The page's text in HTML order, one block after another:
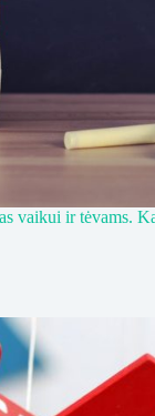
vaikui ir tėvams.